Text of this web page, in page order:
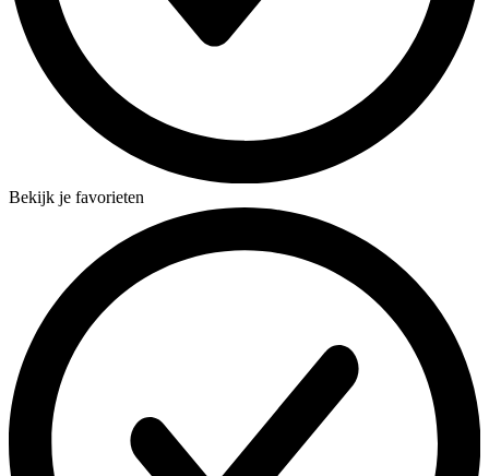
Bekijk je favorieten